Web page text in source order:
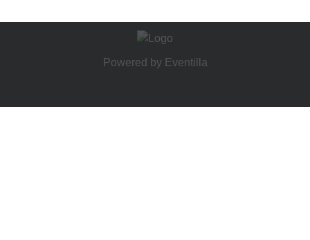
Powered by Eventilla